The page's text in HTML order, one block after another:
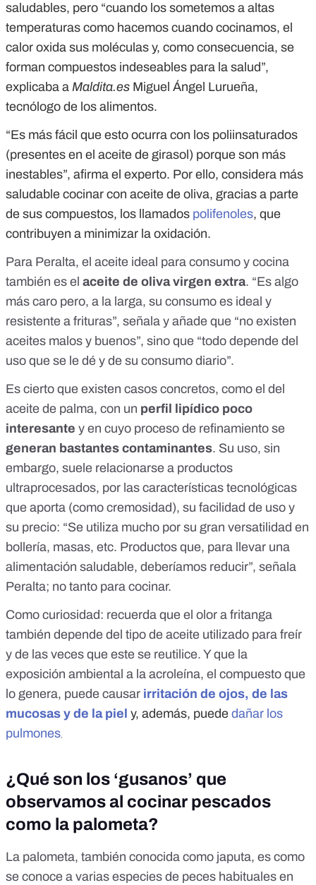
saludables, pero “cuando los sometemos a altas
temperaturas como hacemos cuando cocinamos, el
calor oxida sus moléculas y, como consecuencia, se
forman compuestos indeseables para la salud”,
explicaba a Maldita.es Miguel Ángel Lurueña,
tecnólogo de los alimentos.
“Es más fácil que esto ocurra con los poliinsaturados
(presentes en el aceite de girasol) porque son más
inestables”, afirma el experto. Por ello, considera más
saludable cocinar con aceite de oliva, gracias a parte
de sus compuestos, los llamados polifenoles, que
contribuyen a minimizar la oxidación.
Para Peralta, el aceite ideal para consumo y cocina
también es el aceite de oliva virgen extra. “Es algo
más caro pero, a la larga, su consumo es ideal y
resistente a frituras”, señala y añade que “no existen
aceites malos y buenos”, sino que “todo depende del
uso que se le dé y de su consumo diario”.
Es cierto que existen casos concretos, como el del
aceite de palma, con un perfil lipídico poco
interesante y en cuyo proceso de refinamiento se
generan bastantes contaminantes. Su uso, sin
embargo, suele relacionarse a productos
ultraprocesados, por las características tecnológicas
que aporta (como cremosidad), su facilidad de uso y
su precio: “Se utiliza mucho por su gran versatilidad en
bollería, masas, etc. Productos que, para llevar una
alimentación saludable, deberíamos reducir”, señala
Peralta; no tanto para cocinar.
Como curiosidad: recuerda que el olor a fritanga
también depende del tipo de aceite utilizado para freír
y de las veces que este se reutilice. Y que la
exposición ambiental a la acroleína, el compuesto que
lo genera, puede causar irritación de ojos, de las
mucosas y de la piel y, además, puede dañar los
pulmones,
¿Qué son los ‘gusanos’ que
observamos al cocinar pescados
como la palometa?
La palometa, también conocida como japuta, es como
se conoce a varias especies de peces habituales en